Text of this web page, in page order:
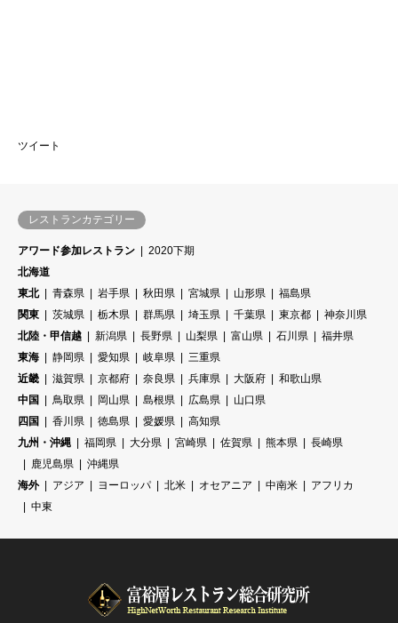
ツイート
レストランカテゴリー
アワード参加レストラン
2020下期
北海道
東北
青森県 岩手県 秋田県 宮城県 山形県
福島県
関東
茨城県 栃木県 群馬県 埼玉県 千葉県 東京都
神奈川県
北陸・甲信越
新潟県 長野県 山梨県 富山県 石川県
福井県
東海
静岡県 愛知県 岐阜県
三重県
近畿
滋賀県 京都府 奈良県 兵庫県 大阪府
和歌山県
中国
鳥取県 岡山県 島根県 広島県
山口県
四国
香川県 徳島県 愛媛県
高知県
九州・沖縄
福岡県 大分県 宮崎県 佐賀県 熊本県
長崎県
鹿児島県
沖縄県
海外
アジア ヨーロッパ 北米 オセアニア 中南米
アフリカ
中東